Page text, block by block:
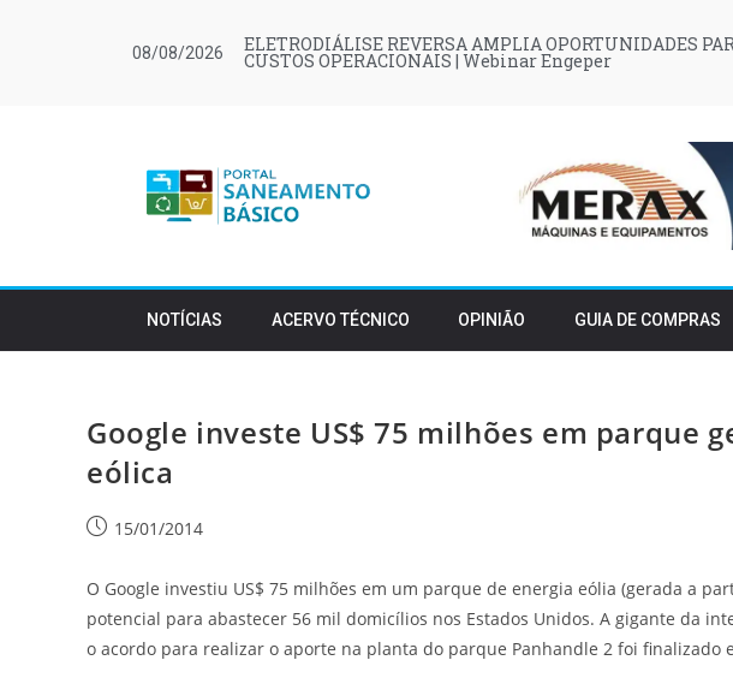
08/08/2026 ELETRODIÁLISE REVERSA AMPLIA OPORTUNIDADES
CUSTOS OPERACIONAIS | Webinar Engeper
NOTÍCIAS ACERVO TÉCNICO OPINIÃO GUIA DE COMPRAS
Google investe US$ 75 milhões em parque
eólica
15/01/2014
O Google investiu US$ 75 milhões em um parque de energia eólia (gerada a
potencial para abastecer 56 mil domicílios nos Estados Unidos. A gigante da
o acordo para realizar o aporte na planta do parque Panhandle 2 foi finalizado